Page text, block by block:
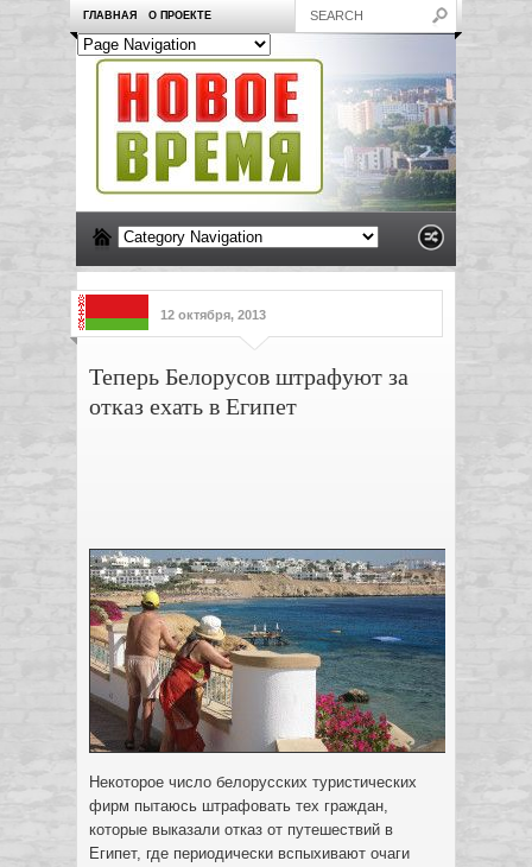
ГЛАВНАЯ О ПРОЕКТЕ
12 октября, 2013
Теперь Белорусов штрафуют за
отказ ехать в Египет
Некоторое число белорусских туристических
фирм пытаюсь штрафовать тех граждан,
которые выказали отказ от путешествий в
Египет, где периодически вспыхивают очаги